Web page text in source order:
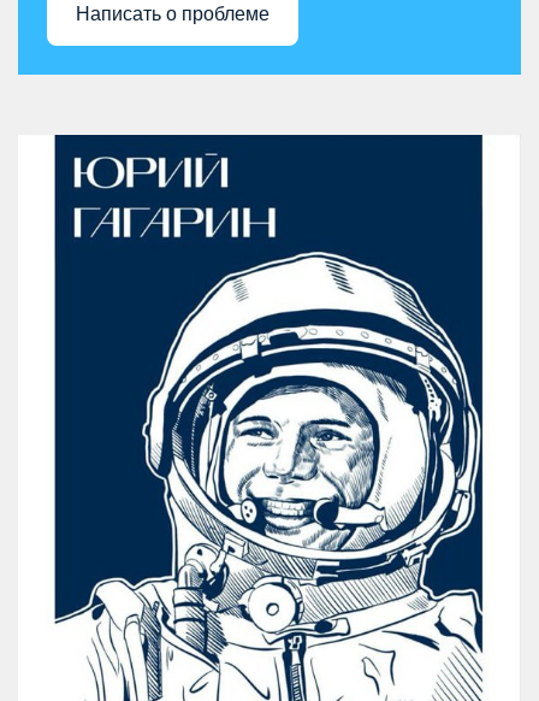
Написать о проблеме